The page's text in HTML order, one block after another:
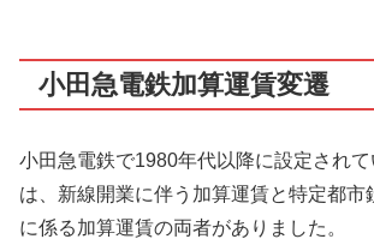
小田急電鉄加算運賃変遷
小田急電鉄で1980年代以降に設定され
は、新線開業に伴う加算運賃と特定都市
に係る加算運賃の両者がありました。